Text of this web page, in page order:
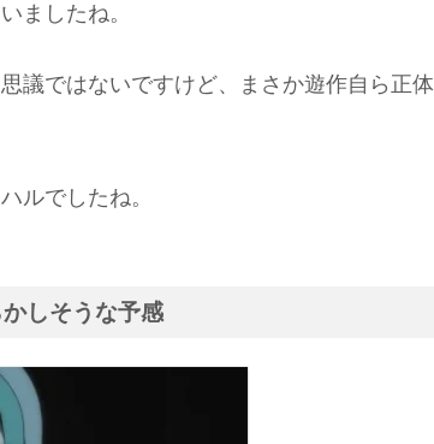
ましたね。
議ではないですけど、まさか遊作自ら正体
ルでしたね。
しそうな予感